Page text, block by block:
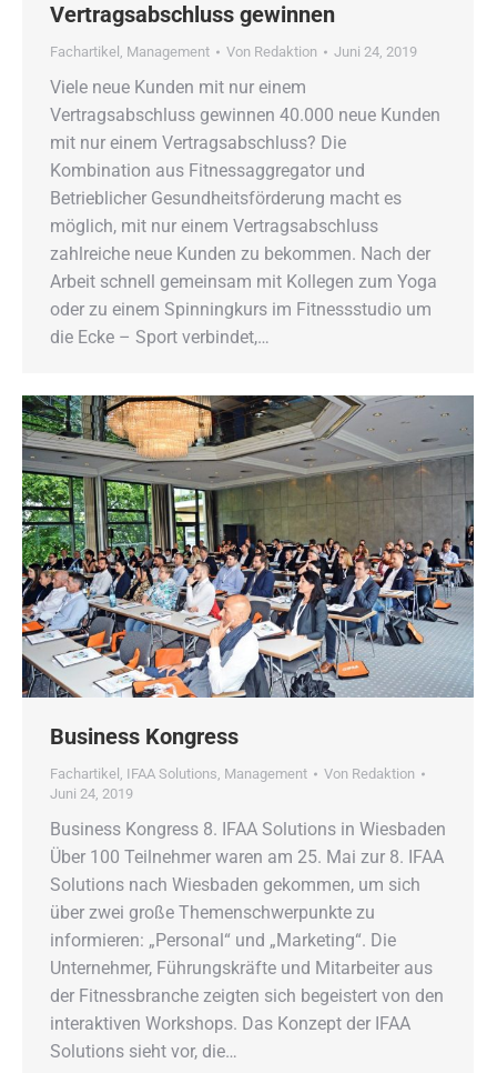
Vertragsabschluss gewinnen
Fachartikel , Management Von Redaktion Juni 24, 2019
Viele neue Kunden mit nur einem
Vertragsabschluss gewinnen 40.000 neue Kunden
mit nur einem Vertragsabschluss? Die
Kombination aus Fitnessaggregator und
Betrieblicher Gesundheitsförderung macht es
möglich, mit nur einem Vertragsabschluss
zahlreiche neue Kunden zu bekommen. Nach der
Arbeit schnell gemeinsam mit Kollegen zum Yoga
oder zu einem Spinningkurs im Fitnessstudio um
die Ecke – Sport verbindet,…
Business Kongress
Fachartikel IFAA Solutions Management Von Redaktion
Juni 24, 2019
Business Kongress 8. IFAA Solutions in Wiesbaden
Über 100 Teilnehmer waren am 25. Mai zur 8. IFAA
Solutions nach Wiesbaden gekommen, um sich
über zwei große Themenschwerpunkte zu
informieren: „Personal“ und „Marketing“. Die
Unternehmer, Führungskräfte und Mitarbeiter aus
der Fitnessbranche zeigten sich begeistert von den
interaktiven Workshops. Das Konzept der IFAA
Solutions sieht vor, die…